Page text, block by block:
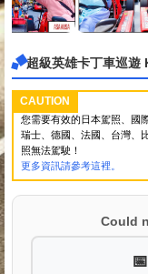
超級英雄卡丁車巡遊
CAUTION
您需要有效的日本駕照、國
瑞士、德國、法國、台灣、
照無法駕駛！
更多資訊請參考這裡。
Could